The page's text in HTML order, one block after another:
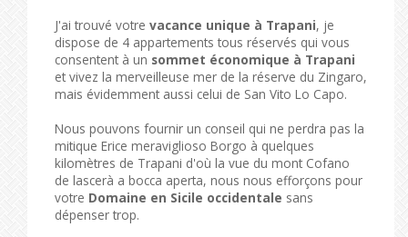
J'ai trouvé votre vacance unique à Trapani, je
dispose de 4 appartements tous réservés qui vous
consentent à un sommet économique à Trapani
et vivez la merveilleuse mer de la réserve du Zingaro,
mais évidemment aussi celui de San Vito Lo Capo.
Nous pouvons fournir un conseil qui ne perdra pas la
mitique Erice meraviglioso Borgo à quelques
kilomètres de Trapani d'où la vue du mont Cofano
de lascerà a bocca aperta, nous nous efforçons pour
votre Domaine en Sicile occidentale sans
dépenser trop.